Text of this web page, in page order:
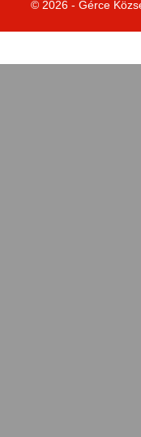
© 2026 - Gérce